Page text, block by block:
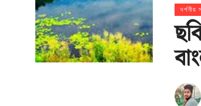
দর্শনীয়